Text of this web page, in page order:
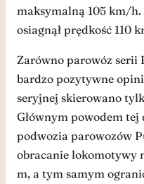
maksymalną 105 km/
osiagnął prędkość 110
Zarówno parowóz serii
bardzo pozytywne
seryjnej skierowano
Głównym powodem tej
podwozia parowozów
obracanie lokomotywy
m, a tym samym